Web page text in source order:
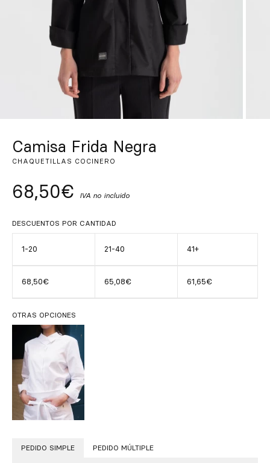
EN DE
Camisa Frida Negra
CHAQUETILLAS COCINERO
68,50€ IVA no incluido
DESCUENTOS POR CANTIDAD
1-20 21-40 41+
68,50€ 65,08€ 61,65€
OTRAS OPCIONES
PEDIDO SIMPLE PEDIDO MÚLTIPLE